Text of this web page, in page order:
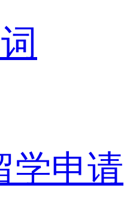
学申请